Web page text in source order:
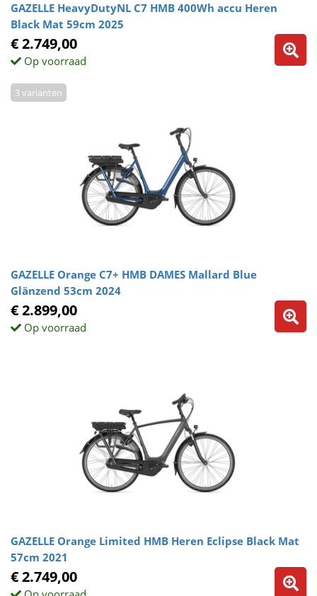
GAZELLE HeavyDutyNL C7 HMB 400Wh accu Heren
Black Mat 59cm 2025
€ 2.749,00
Op voorraad
GAZELLE Orange C7+ HMB DAMES Mallard Blue
Glänzend 53cm 2024
3 varianten
€ 2.899,00
Op voorraad
GAZELLE Orange Limited HMB Heren Eclipse Black Mat
57cm 2021
€ 2.749,00